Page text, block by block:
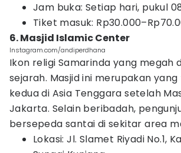
Jam buka: Setiap hari, pukul
Tiket masuk:
6. Masjid Islamic Center
Instagram.com/andiperdhana
Ikon religi Samarinda yang megah
sejarah. Masjid ini merupakan
kedua di Asia Tenggara setelah
Jakarta. Selain beribadah,
bersepeda santai di sekitar area
Lokasi: Jl. Slamet Riyadi No.1,